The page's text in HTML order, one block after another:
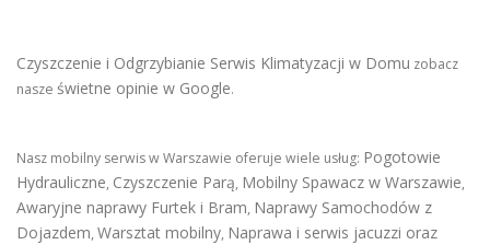
Czyszczenie i Odgrzybianie Serwis Klimatyzacji w Domu zobacz
nasze świetne opinie w Google.
Nasz mobilny serwis w Warszawie oferuje wiele usług: Pogotowie
Hydrauliczne, Czyszczenie Parą, Mobilny Spawacz w Warszawie,
Awaryjne naprawy Furtek i Bram, Naprawy Samochodów z
Dojazdem, Warsztat mobilny, Naprawa i serwis jacuzzi oraz